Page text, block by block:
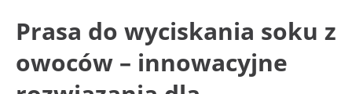
Prasa do wyciskania soku z
owoców – innowacyjne